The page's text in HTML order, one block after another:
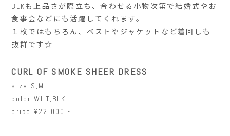
BLKも上品さが際立ち、合わせる小物次第で結婚式やお
食事会などにも活躍してくれます。
１枚ではもちろん、ベストやジャケットなど着回しも
抜群です☆
CURL OF SMOKE SHEER DRESS
size:S,M
color:WHT,BLK
price:¥22,000.-